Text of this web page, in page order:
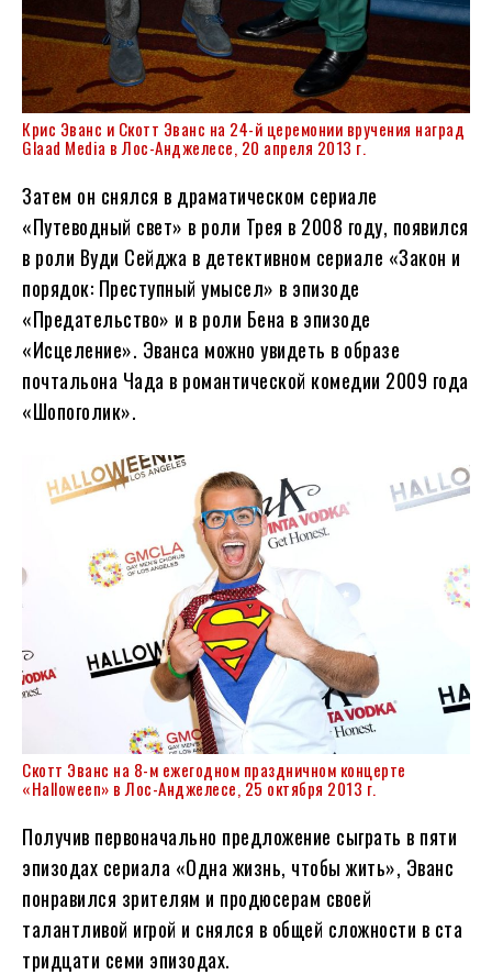
Крис Эванс и Скотт Эванс на 24-й церемонии вручения наград
Glaad Media в Лос-Анджелесе, 20 апреля 2013 г.
Затем он снялся в драматическом сериале
«Путеводный свет» в роли Трея в 2008 году, появился
в роли Вуди Сейджа в детективном сериале «Закон и
порядок: Преступный умысел» в эпизоде
«Предательство» и в роли Бена в эпизоде
«Исцеление». Эванса можно увидеть в образе
почтальона Чада в романтической комедии 2009 года
«Шопоголик».
Скотт Эванс на 8-м ежегодном праздничном концерте
«Halloween» в Лос-Анджелесе, 25 октября 2013 г.
Получив первоначально предложение сыграть в пяти
эпизодах сериала «Одна жизнь, чтобы жить», Эванс
понравился зрителям и продюсерам своей
талантливой игрой и снялся в общей сложности в ста
тридцати семи эпизодах.